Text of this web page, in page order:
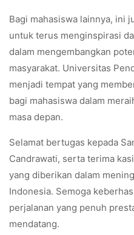
Bagi mahasiswa lainnya, ini
untuk terus menginspirasi
dalam mengembangkan
masyarakat. Universitas
menjadi tempat yang
bagi mahasiswa dalam
masa depan.
Selamat bertugas kepada
Candrawati, serta terima
yang diberikan dalam
Indonesia. Semoga
perjalanan yang penuh
mendatang.